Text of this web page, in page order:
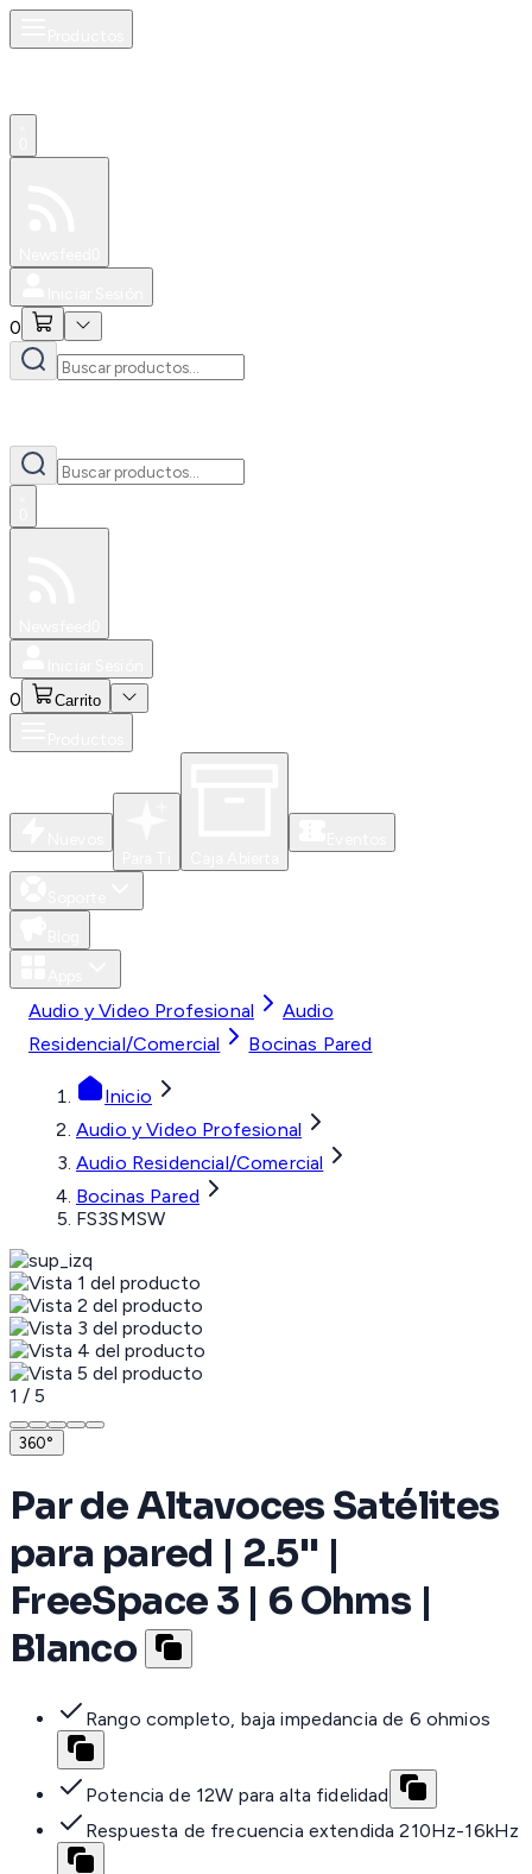
0
0 Carrito
Audio y Video Profesional
Audio
Residencial/Comercial
Bocinas Pared
Inicio
Audio y Video Profesional
Audio Residencial/Comercial
Bocinas Pared
FS3SMSW
1 / 5
360°
Par de Altavoces Satélites
para pared | 2.5'' |
FreeSpace 3 | 6 Ohms |
Blanco
Rango completo, baja impedancia de 6 ohmios
Potencia de 12W para alta fidelidad
Respuesta de frecuencia extendida 210Hz-16kHz